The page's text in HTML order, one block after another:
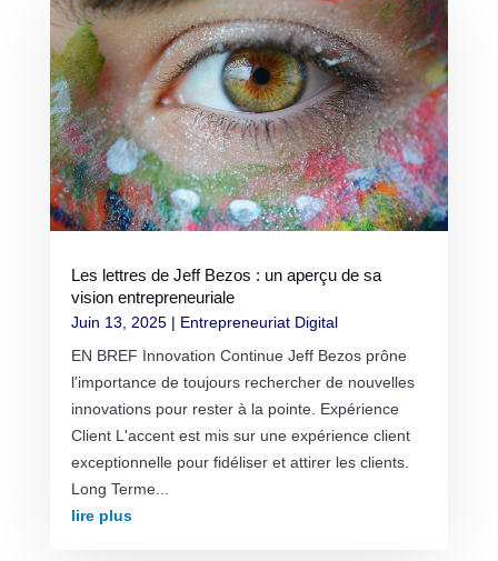
Les lettres de Jeff Bezos : un aperçu de sa
vision entrepreneuriale
Juin 13, 2025| Entrepreneuriat Digital
EN BREF Innovation Continue Jeff Bezos prône
l'importance de toujours rechercher de nouvelles
innovations pour rester à la pointe. Expérience
Client L'accent est mis sur une expérience client
exceptionnelle pour fidéliser et attirer les clients.
Long Terme...
lire plus